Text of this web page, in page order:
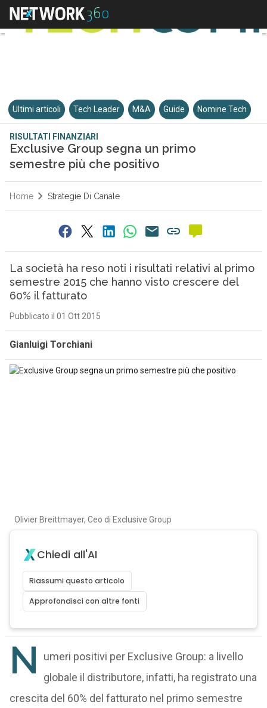
Ultimi articoli Tech Leader M&A Guide Nomine Tech
RISULTATI FINANZIARI
Exclusive Group segna un primo
semestre più che positivo
Home Strategie Di Canale
La società ha reso noti i risultati relativi al primo
semestre 2015 che hanno visto crescere del
60% il fatturato
Pubblicato il 01 Ott 2015
Gianluigi Torchiani
Olivier Breittmayer, Ceo di Exclusive Group
Chiedi all'AI
Riassumi questo articolo
Approfondisci con altre fonti
N
umeri positivi per Exclusive Group: a livello
globale il distributore, infatti, ha registrato una
crescita del 60% del fatturato nel primo semestre